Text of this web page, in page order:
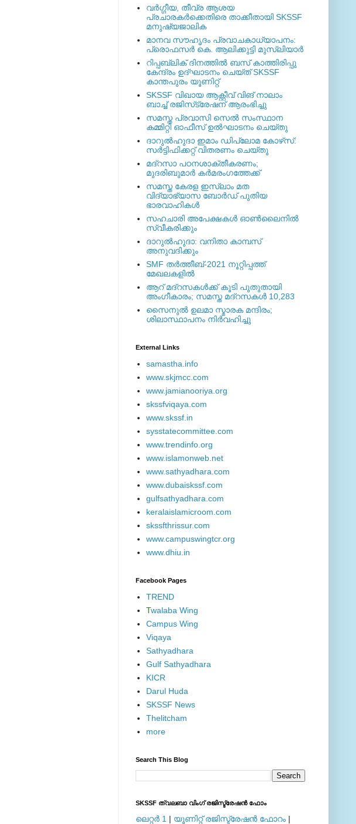
വര്‍ഗ്ഗീയ, തീവ്ര ആശയ
പ്രചാരകര്‍ക്കെതിരെ താക്കീതായി SKSSF
മനുഷ്യജാലിക
മാനവ സൗഹൃദം പ്രവാചകാധ്യാപനം:
പ്രൊഫസർ കെ. ആലിക്കുട്ടി മുസ്ലിയാർ
റിപ്പബ്ലിക് ദിനത്തില്‍ ബസ് കാത്തിരിപ്പു
കേന്ദ്രം ഉദ്ഘാടനം ചെയ്ത്‌ SKSSF
കാന്തപുരം യൂണിറ്റ്
SKSSF വിഖായ ആക്റ്റീവ് വിങ് നാലാം
ബാച്ച് രജിസ്‌ട്രേഷന് ആരംഭിച്ചു
സമസ്ത പ്രവാസി സെല്‍ സംസ്ഥാന
കമ്മിറ്റി ഓഫീസ് ഉല്‍ഘാടനം ചെയ്തു
ദാറുല്‍ഹുദാ ഇമാം ഡിപ്ലോമ കോഴ്‌സ്:
സര്‍ട്ടിഫിക്കറ്റ് വിതരണം ചെയ്തു
മദ്‌റസാ പഠനശാക്തീകരണം;
മുദരിബുമാര്‍ കര്‍മരംഗത്തേക്ക്
സമസ്ത കേരള ഇസ്ലാം മത
വിദ്യാഭ്യാസ ബോര്‍ഡ് പുതിയ
ഭാരവാഹികള്‍
സഹചാരി അപേക്ഷകൾ ഓൺലൈനിൽ
സ്വീകരിക്കും
ദാറുല്‍ഹുദാ: വനിതാ കാമ്പസ്
അനുവദിക്കും
SMF തര്‍ത്തീബ്-2021 നൂറ്റിപ്പത്ത്
മേഖലകളില്‍
ആറ് മദ്റസകള്‍ക്ക് കൂടി പുതുതായി
അംഗീകാരം; സമസ്ത മദ്റസകള്‍ 10,283
സൈനുല്‍ ഉലമാ സ്മാരക മന്ദിരം;
ശിലാസ്ഥാപനം നിര്‍വഹിച്ചു
External ‎Links
samastha.info
www.skjmcc.com
www.jamianooriya.org
skssfviqaya.com
www.skssf.in
sysstatecommittee.com
www.trendinfo.org
www.islamonweb.net
www.sathyadhara.com
www.dubaiskssf.com
gulfsathyadhara.com
keralaislamicroom.com
skssfthrissur.com
www.campuswingtcr.org
www.dhiu.in
Facebook Pages
TREND
Twalaba Wing
Campus Wing
Viqaya
Sathyadhara
Gulf Sathyadhara
KICR
Darul Huda
SKSSF News
Thelitcham
more
Search This Blog
SKSSF ത്വലബാ വിംഗ് രജിസ്ട്രേഷന്‍ ഫോം
ലെറ്റര്‍ 1 | യൂണിറ്റ് രജിസ്ട്രേഷന്‍ ഫോറം |